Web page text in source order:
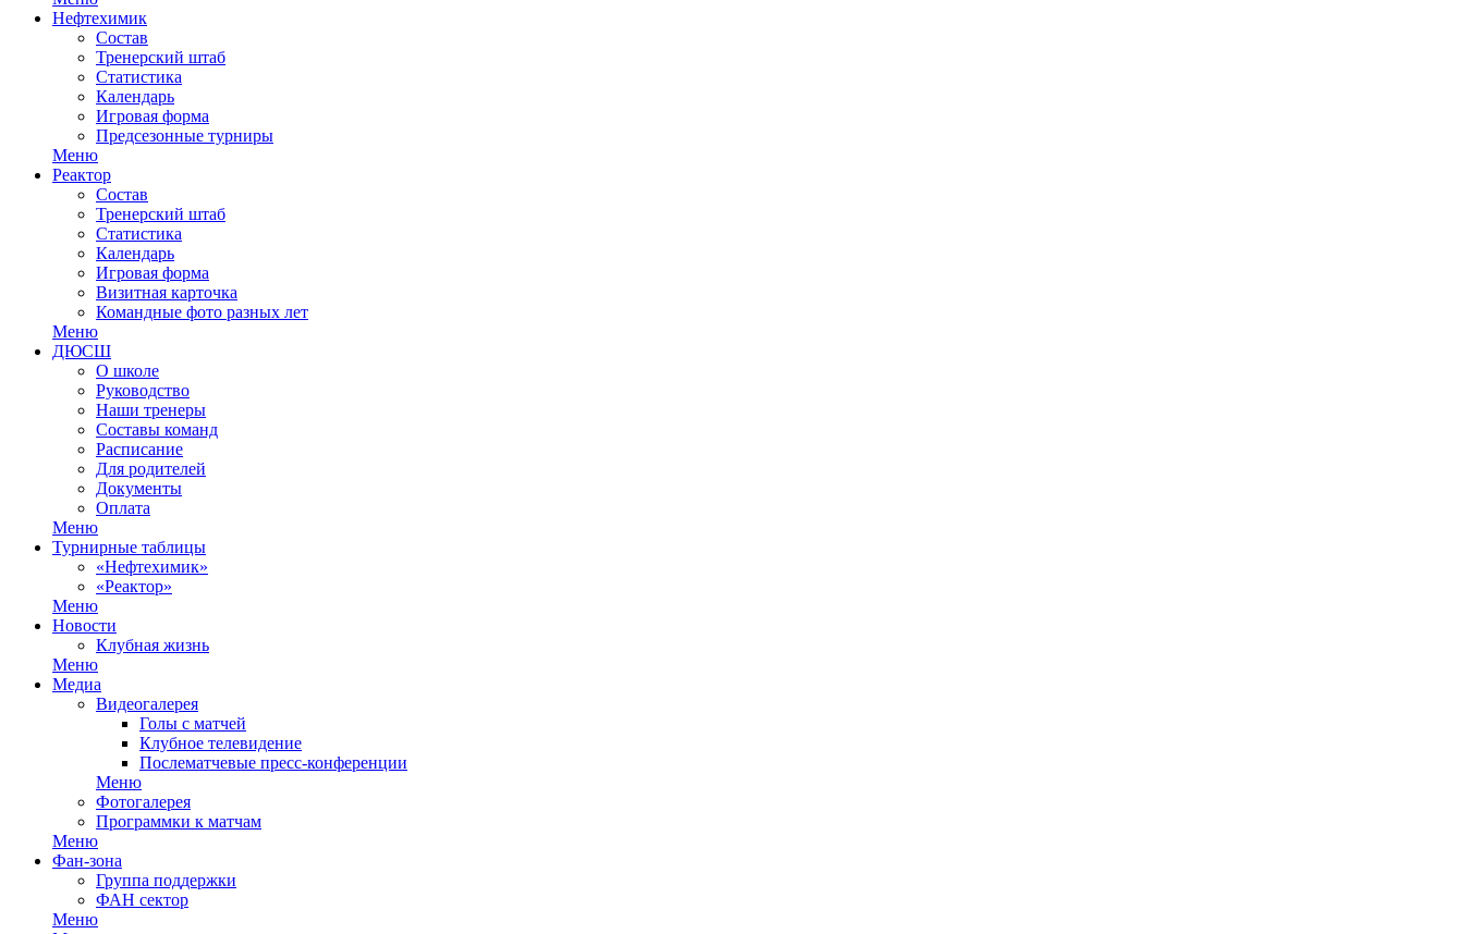
Нефтехимик
Состав
Тренерский штаб
Статистика
Календарь
Игровая форма
Предсезонные турниры
Меню
Реактор
Состав
Тренерский штаб
Статистика
Календарь
Игровая форма
Визитная карточка
Командные фото разных лет
Меню
ДЮСШ
О школе
Руководство
Наши тренеры
Составы команд
Расписание
Для родителей
Документы
Оплата
Меню
Турнирные таблицы
«Нефтехимик»
«Реактор»
Меню
Новости
Клубная жизнь
Меню
Медиа
Видеогалерея
Голы с матчей
Клубное телевидение
Послематчевые пресс-конференции
Меню
Фотогалерея
Программки к матчам
Меню
Фан-зона
Группа поддержки
ФАН сектор
Меню